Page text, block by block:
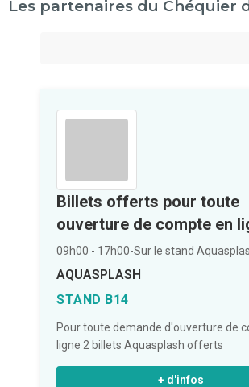
Les partenaires du Chéquier
Billets offerts pour toute
ouverture de compte en
09h00 - 17h00-Sur le stand
AQUASPLASH
STAND B14
Pour toute demande d'ouverture de
ligne 2 billets Aquasplash offerts
+ d'infos